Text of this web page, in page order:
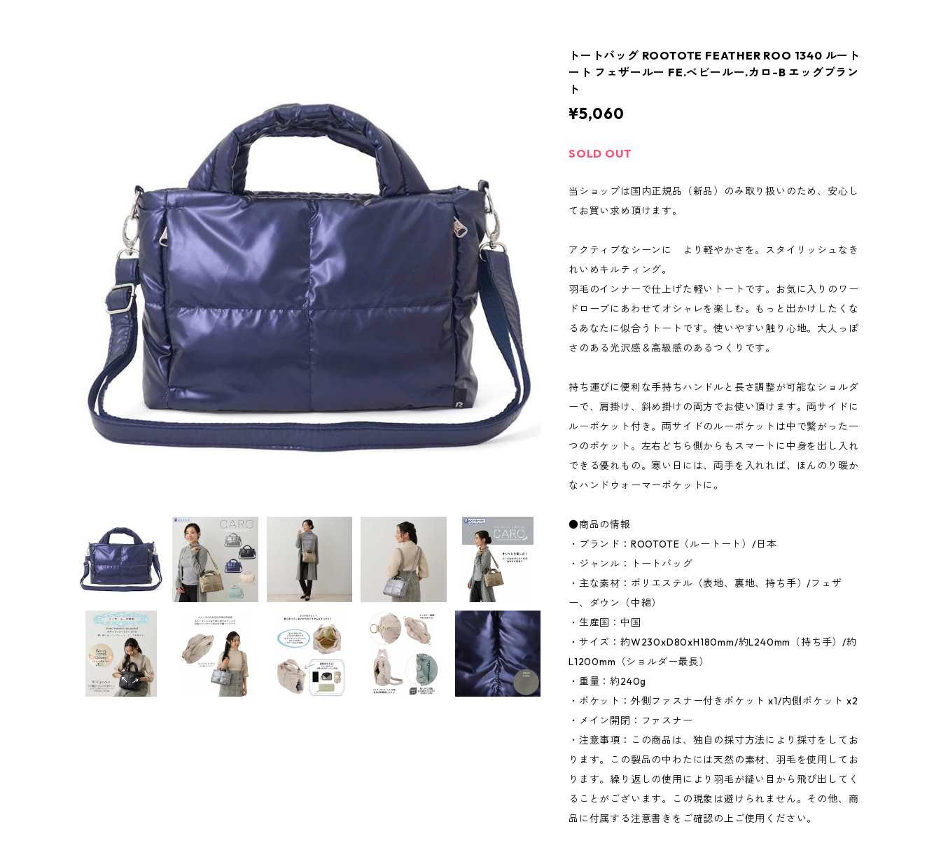
トートバッグ ROOTOTE FEATHER ROO 1340 ルート
ート フェザールー FE.ベビールー.カロ-B エッグプラン
ト
¥5,060
SOLD OUT
当ショップは国内正規品（新品）のみ取り扱いのため、安心し
てお買い求め頂けます。
アクティブなシーンに より軽やかさを。スタイリッシュなき
れいめキルティング。
羽毛のインナーで仕上げた軽いトートです。お気に入りのワー
ドローブにあわせてオシャレを楽しむ。もっと出かけしたくな
るあなたに似合うトートです。使いやすい触り心地。大人っぽ
さのある光沢感＆高級感のあるつくりです。
持ち運びに便利な手持ちハンドルと長さ調整が可能なショルダ
ーで、肩掛け、斜め掛けの両方でお使い頂けます。両サイドに
ルーポケット付き。両サイドのルーポケットは中で繋がった一
つのポケット。左右どちら側からもスマートに中身を出し入れ
できる優れもの。寒い日には、両手を入れれば、ほんのり暖か
なハンドウォーマーポケットに。
●商品の情報
・ブランド：ROOTOTE（ルートート）/日本
・ジャンル：トートバッグ
・主な素材：ポリエステル（表地、裏地、持ち手）/フェザ
ー、ダウン（中綿）
・生産国：中国
・サイズ：約W230xD80xH180mm/約L240mm（持ち手）/約
L1200mm（ショルダー最長）
・重量：約240g
・ポケット：外側ファスナー付きポケット x1/内側ポケット x2
・メイン開閉：ファスナー
・注意事項：この商品は、独自の採寸方法により採寸をしてお
ります。この製品の中わたには天然の素材、羽毛を使用してお
ります。繰り返しの使用により羽毛が縫い目から飛び出してく
ることがございます。この現象は避けられません。その他、商
品に付属する注意書きをご確認の上ご使用ください。